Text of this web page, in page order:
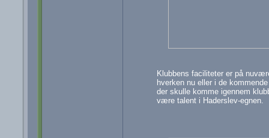
Klubbens faciliteter er på
hverken nu eller i de
der skulle komme igennem
være talent i Haderslev-egnen.